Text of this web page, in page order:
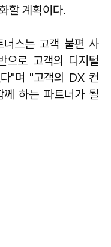
할 계획이다.
너스는 고객 불편 사
으로 고객의 디지털
"며 "고객의 DX 컨
하는 파트너가 될